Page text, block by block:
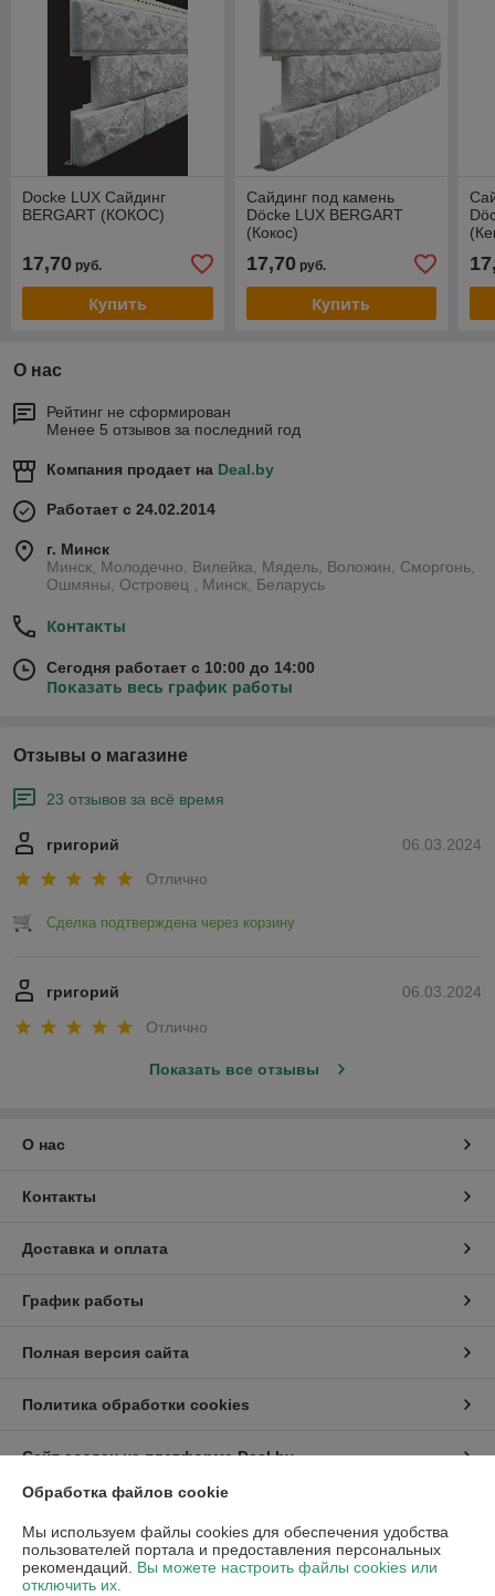
Docke LUX Сайдинг
BERGART (КОКОС)
17,70 руб.
Купить
Сайдинг под камень
Döcke LUX BERGART
(Кокос)
17,70руб.
Купить
О нас
Рейтинг не сформирован
Менее 5 отзывов за последний год
Компания продает на Deal.by
Работает с 24.02.2014
г. Минск
Минск, Молодечно, Вилейка, Мядель, Воложин, Сморгонь,
Ошмяны, Островец , Минск, Беларусь
Контакты
Сегодня работает с 10:00 до 14:00
Показать весь график работы
Отзывы о магазине
23 отзывов за всё время
06.03.2024
григорий
Отлично
Сделка подтверждена через корзину
06.03.2024
григорий
Отлично
Показать все отзывы
О нас
Контакты
Доставка и оплата
График работы
Полная версия сайта
Политика обработки cookies
Сайт создан на платформе Deal.by
Информация для покупателя
Индивидуальный предприниматель:
ИП Ржечицкий Игорь Леонидович
222310 г.Молодечно ул.В.Гостинец 155 - 45
Обработка файлов cookie
Мы используем файлы cookies для обеспечения удобства
пользователей портала и предоставления персональных
рекомендаций. Вы можете настроить файлы cookies или
отключить их.